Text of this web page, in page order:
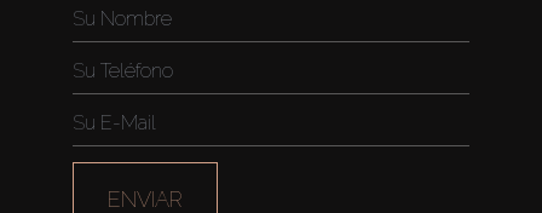
ENVIAR